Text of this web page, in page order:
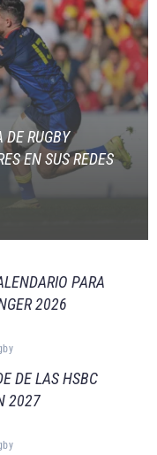
DE RUGBY
EN SUS REDES
PARA
2026
DE LAS HSBC
2027